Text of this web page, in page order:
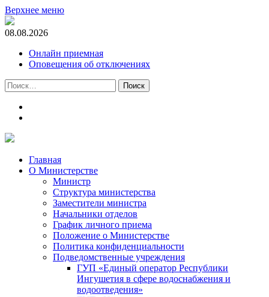
Верхнее меню
08.08.2026
Онлайн приемная
Оповещения об отключениях
Найти:
Главная
О Министерстве
Министр
Cтруктура министерства
Заместители министра
Начальники отделов
График личного приема
Положение о Министерстве
Политика конфиденциальности
Подведомственные учреждения
ГУП «Единый оператор Республики
Ингушетия в сфере водоснабжения и
водоотведения»